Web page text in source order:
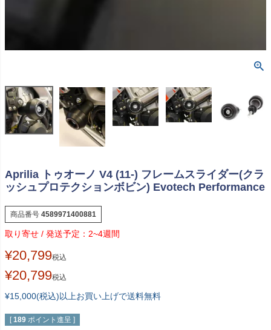
Aprilia トゥオーノ V4 (11-) フレームスライダー(クラ
ッシュプロテクションボビン) Evotech Performance
商品番号 4589971400881
2~4週間
¥20,799税込
¥20,799税込
¥15,000(税込)以上お買い上げで送料無料
[ 189 ポイント進呈 ]